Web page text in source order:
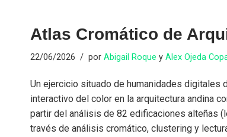
Atlas Cromático de
22/06/2026 por Abigail Roque y Alex Ojeda
Un ejercicio situado de humanidades digitales
interactivo del color en la arquitectura andina
partir del análisis de 82 edificaciones alteñas
través de análisis cromático, clustering y